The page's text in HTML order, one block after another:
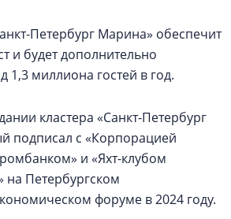
Петербург Марина» обеспечит
и будет дополнительно
1,3 миллиона гостей в год.
кластера «Санкт-Петербург
подписал с «Корпорацией
и «Яхт-клубом
на Петербургском
форуме в 2024 году.